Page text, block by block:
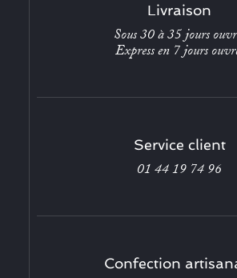
Livraison
Sous 30 à 35 jours
Express en 7 jours
Service client
01 44 19 74 96
Confection